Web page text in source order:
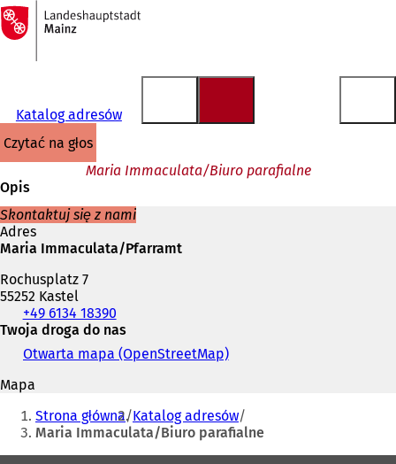
Przejdź do treści
Do
strony
głównej
Katalog adresów
czytać na głos
Maria Immaculata/Biuro parafialne
Opis
Skontaktuj się z nami
Adres
Maria Immaculata/Pfarramt
Rochusplatz 7
55252 Kastel
Telefon,
faks
adres
e-
mail
+49 6134 18390
Twoja droga do nas
Otwarta mapa (OpenStreetMap)(
i
e
r
Mapa
Jesteś
tutaj:
Strona główna Katalog adresów
Maria Immaculata/Biuro parafialne